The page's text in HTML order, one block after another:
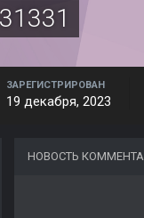
ЗАРЕГИСТРИРОВАН
19 декабря, 2023
НОВОСТЬ